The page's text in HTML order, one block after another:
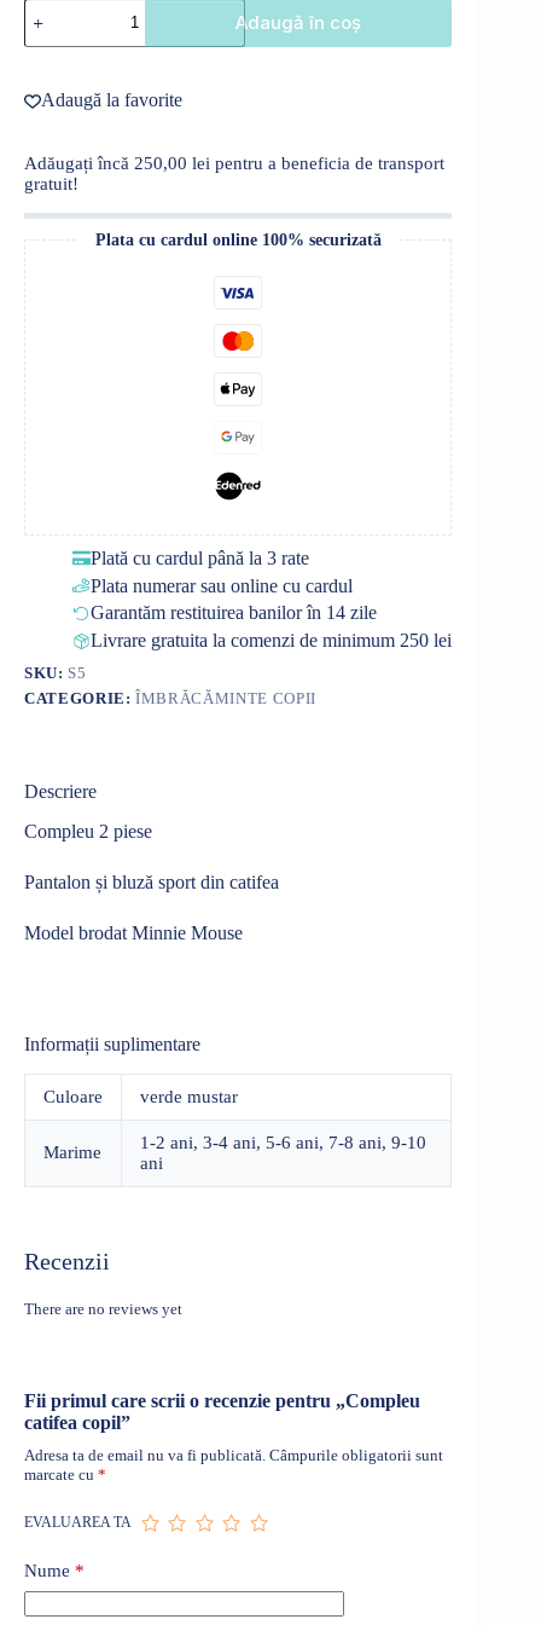
Cantitate
Compleu
catifea
Adaugă în coș
Adaugă la favorite
Adăugați încă 250,00 lei pentru a beneficia de transport
gratuit!
Plata cu cardul online 100% securizată
Plată cu cardul până la 3 rate
Plata numerar sau online cu cardul
Garantăm restituirea banilor în 14 zile
Livrare gratuita la comenzi de minimum 250 lei
SKU: S5
CATEGORIE:ÎMBRĂCĂMINTE COPII
Descriere
Compleu 2 piese
Pantalon și bluză sport din catifea
Model brodat Minnie Mouse
Informații suplimentare
Culoare verde mustar
Marime
1-2 ani, 3-4 ani, 5-6 ani, 7-8 ani, 9-10
ani
Recenzii
There are no reviews yet
Fii primul care scrii o recenzie pentru „Compleu
catifea copil”
Adresa ta de email nu va fi publicată. Câmpurile obligatorii sunt
marcate cu *
EVALUAREA TA
Nume *